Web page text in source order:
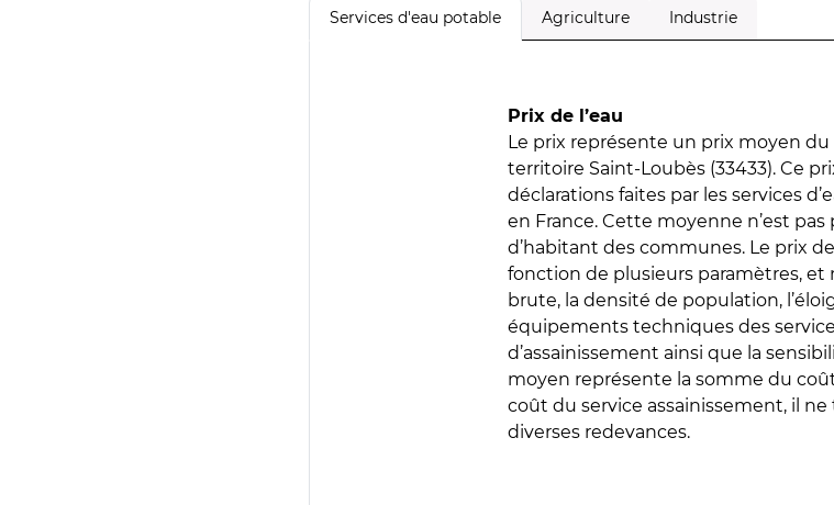
Services d'eau potable Agriculture Industrie
Prix de l’eau
Le prix représente un prix moyen
territoire Saint-Loubès (33433). Ce
déclarations faites par les services
en France. Cette moyenne n’est
d’habitant des communes. Le prix
fonction de plusieurs paramètres, et
brute, la densité de population,
équipements techniques des
d’assainissement ainsi que la
moyen représente la somme du
coût du service assainissement, il
diverses redevances.